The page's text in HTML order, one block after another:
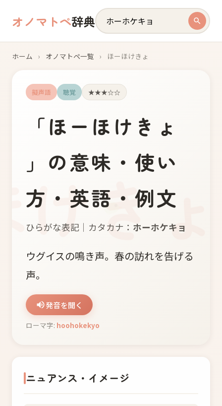
オノマトペ辞典
ホーム › オノマトペ一覧 › ほーほけきょ
擬声語 聴覚 ★★★☆☆
「ほ ー ほ け き ょ
」の意味・使い
方・英語・例文
ひらがな表記｜カタカナ： ホーホケキョ
ウグイスの鳴き声。春の訪れを告げる
声。
発音を聞く
ローマ字: hoohokekyo
ニュアンス・イメージ